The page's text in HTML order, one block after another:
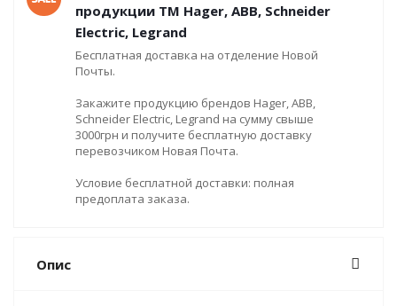
продукции ТМ Hager, ABB, Schneider
Electric, Legrand
Бесплатная доставка на отделение Новой
Почты.
Закажите продукцию брендов Hager, ABB,
Schneider Electric, Legrand на сумму свыше
3000грн и получите бесплатную доставку
перевозчиком Новая Почта.
Условие бесплатной доставки: полная
предоплата заказа.
Опис